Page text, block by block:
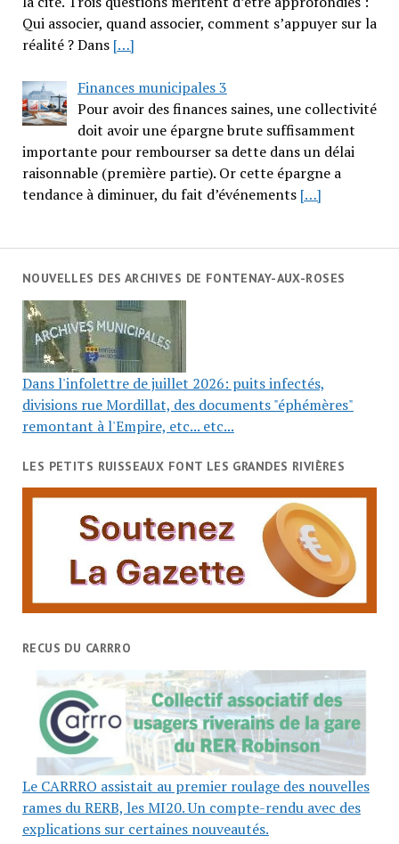
Qui associer, quand associer, comment s’appuyer sur la
réalité ? Dans […]
Finances municipales 3
Pour avoir des finances saines, une collectivité
doit avoir une épargne brute suffisamment
importante pour rembourser sa dette dans un délai
raisonnable (première partie). Or cette épargne a
tendance à diminuer, du fait d’événements […]
NOUVELLES DES ARCHIVES DE FONTENAY-AUX-ROSES
Dans l'infolettre de juillet 2026: puits infectés,
divisions rue Mordillat, des documents "éphémères"
remontant à l'Empire, etc... etc...
LES PETITS RUISSEAUX FONT LES GRANDES RIVIÈRES
RECUS DU CARRRO
Le CARRRO assistait au premier roulage des nouvelles
rames du RERB, les MI20. Un compte-rendu avec des
explications sur certaines nouveautés.